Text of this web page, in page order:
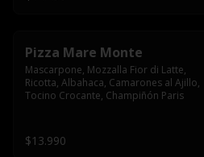
Pizza Mare Monte
Mascarpone, Mozzalla Fior di Latte,
Ricotta, Albahaca, Camarones al Ajillo,
Tocino Crocante, Champiñón Paris
$13.990